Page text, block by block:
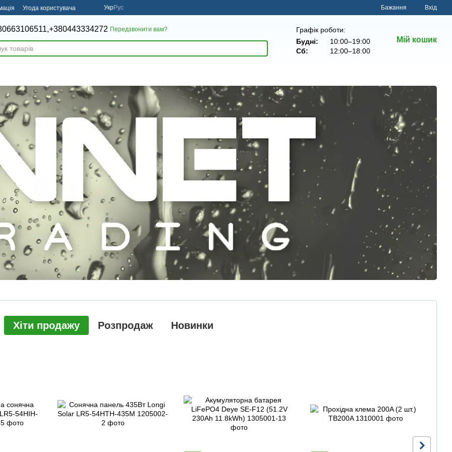
Угода користувача УкрРус Бажання Вхід
+380443334272 Передзвонити вам?
Графік роботи:
Будні:
10:00–19:00
Сб:
12:00–18:00
Мій кошик
Хіти продажу Розпродаж Новинки